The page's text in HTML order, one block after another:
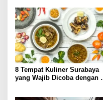
8 Tempat Kuliner Surabaya
yang Wajib Dicoba dengan